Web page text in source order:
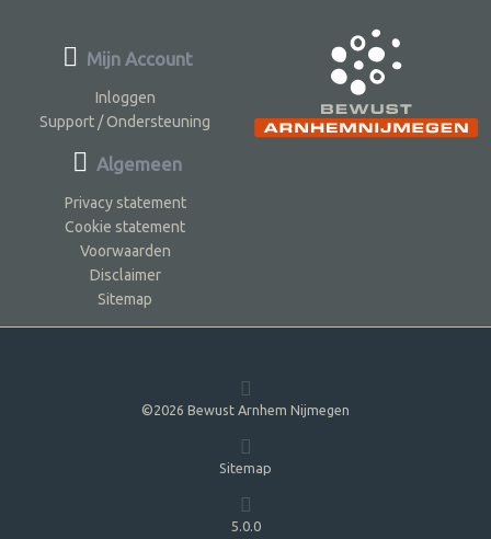
Mijn Account
Inloggen
Support / Ondersteuning
Algemeen
Privacy statement
Cookie statement
Voorwaarden
Disclaimer
Sitemap
©2026 Bewust Arnhem Nijmegen
Sitemap
5.0.0